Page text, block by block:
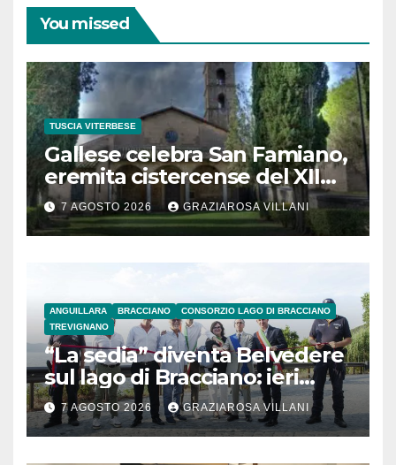
You missed
TUSCIA VITERBESE
Gallese celebra San Famiano,
eremita cistercense del XII
secolo
7 AGOSTO 2026 GRAZIAROSA VILLANI
ANGUILLARA BRACCIANO
CONSORZIO LAGO DI BRACCIANO
TREVIGNANO
“La sedia” diventa Belvedere
sul lago di Bracciano: ieri
l’inaugurazione
7 AGOSTO 2026 GRAZIAROSA VILLANI